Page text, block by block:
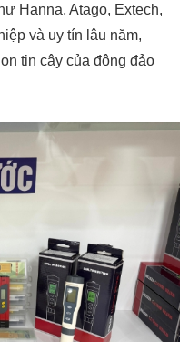
Hanna, Atago, Extech,
và uy tín lâu năm,
tin cậy của đông đảo